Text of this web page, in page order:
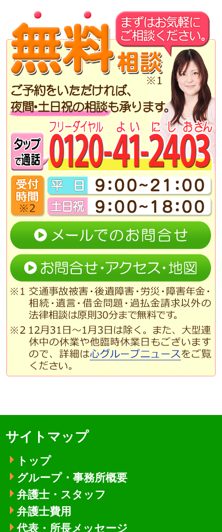
サイトマップ
トップ
グループ・事務所概要
弁護士・スタッフ
弁護士費用
代表・所長メッセージ